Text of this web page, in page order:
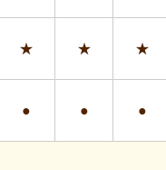
★ ★ ★
● ● ●